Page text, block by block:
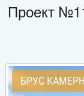
Проект
БРУС